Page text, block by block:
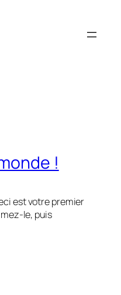
!
est votre premier
le, puis